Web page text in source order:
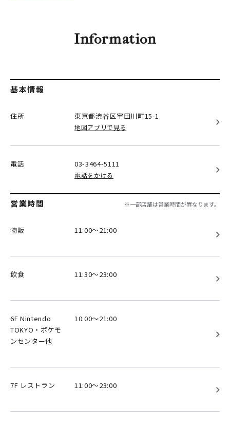
Information
基本情報
住所 東京都渋谷区宇田川町15-1
地図アプリで見る
電話 03-3464-5111
電話をかける
営業時間 ※一部店舗は営業時間が異なります。
物販 11:00～21:00
飲食 11:30～23:00
6F Nintendo
TOKYO・ポケモ
ンセンター他
10:00～21:00
7F レストラン 11:00～23:00